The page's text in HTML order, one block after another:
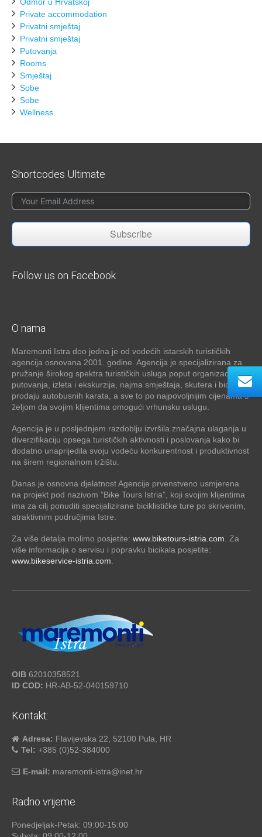
Private accommodation
Privatni smještaj
Privatni smještaj
Putovanja
Rooms
Smještaj
Sobe
Sobe
Wellness
Shortcodes Ultimate
Subscribe
Follow us on Facebook
O nama
Maremonti Istra doo jedna je od vodećih istarskih turističkih
agencija osnovana 2001. godine. Agencija je specijalizirana za
pružanje širokog spektra turističkih usluga poput organizacije
putovanja, izleta i ekskurzija, najma smještaja, skutera i bicikala,
prodaju autobusnih karata, a sve to po najpovoljnijim cijenama s
željom da svojim klijentima omogući vrhunsku uslugu.
Agencija je u posljednjem razdoblju izvršila značajna ulaganja u
diverzifikaciju opsega turističkih aktivnosti i poslovanja kako bi
dodatno unaprijedila svoju vodeću konkurentnost i produktivnost
na širem regionalnom tržištu.
Danas je osnovna djelatnost Agencije prvenstveno usmjerena
na projekt pod nazivom ”Bike Tours Istria”, koji svojim klijentima
ima za cilj ponuditi specijalizirane biciklističke ture po skrivenim,
atraktivnim područjima Istre.
Za više detalja molimo posjetite: www.biketours-istria.com . Za
više informacija o servisu i popravku bicikala posjetite:
www.bikeservice-istria.com
OIB 62010358521
ID COD: HR-AB-52-040159710
Kontakt:
Adresa: Flavijevska 22, 52100 Pula, HR
Tel: +385 (0)52-384000
E-mail: maremonti-istra@inet.hr
Radno vrijeme
Ponedjeljak-Petak: 09:00-15:00